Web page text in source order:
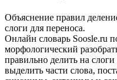
Объяснение правил
слоги для переноса.
Онлайн словарь Soosle.ru
морфологический
правильно делить на
выделить части слова,